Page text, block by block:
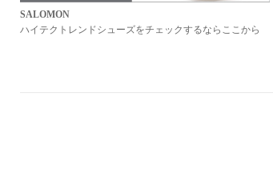
SALOMON
ハイテクトレンドシューズをチェックするならここから